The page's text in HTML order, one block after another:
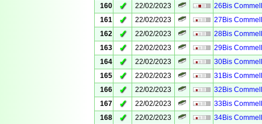
160
✓ 22/02/2023
26Bis
161
✓ 22/02/2023
27Bis
162
✓ 22/02/2023
28Bis
163
✓ 22/02/2023
29Bis
164
✓ 22/02/2023
30Bis
165
✓ 22/02/2023
31Bis
166
✓ 22/02/2023
32Bis
167
✓ 22/02/2023
33Bis
168
✓ 22/02/2023
34Bis